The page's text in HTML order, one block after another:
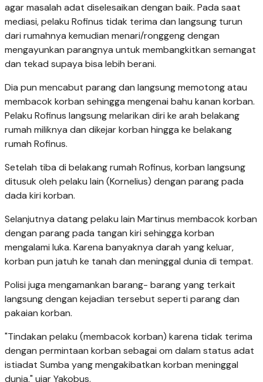
agar masalah adat diselesaikan dengan baik. Pada saat
mediasi, pelaku Rofinus tidak terima dan langsung turun
dari rumahnya kemudian menari/ronggeng dengan
mengayunkan parangnya untuk membangkitkan semangat
dan tekad supaya bisa lebih berani.
Dia pun mencabut parang dan langsung memotong atau
membacok korban sehingga mengenai bahu kanan korban.
Pelaku Rofinus langsung melarikan diri ke arah belakang
rumah miliknya dan dikejar korban hingga ke belakang
rumah Rofinus.
Setelah tiba di belakang rumah Rofinus, korban langsung
ditusuk oleh pelaku lain (Kornelius) dengan parang pada
dada kiri korban.
Selanjutnya datang pelaku lain Martinus membacok korban
dengan parang pada tangan kiri sehingga korban
mengalami luka. Karena banyaknya darah yang keluar,
korban pun jatuh ke tanah dan meninggal dunia di tempat.
Polisi juga mengamankan barang- barang yang terkait
langsung dengan kejadian tersebut seperti parang dan
pakaian korban.
"Tindakan pelaku (membacok korban) karena tidak terima
dengan permintaan korban sebagai om dalam status adat
istiadat Sumba yang mengakibatkan korban meninggal
dunia," ujar Yakobus.